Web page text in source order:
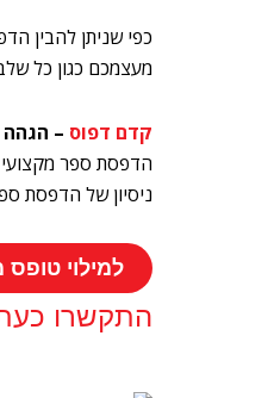
כפי שניתן להבין
מעצמכם כגון כל
קדם דפוס –
הדפסת ספר מקצועי
ניסיון של הדפסת
למילוי
התקשרו